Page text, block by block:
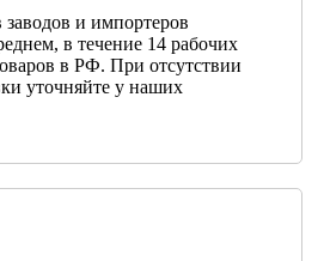
заводов и импортеров
в течение 14 рабочих
в РФ. При отсутствии
уточняйте у наших